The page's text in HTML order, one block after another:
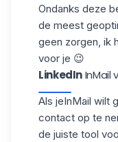
Ondanks deze
de meest
geen zorgen, ik
voor je 😉
LinkedInInMail
Als jeInMail wilt
contact op te
de juiste tool